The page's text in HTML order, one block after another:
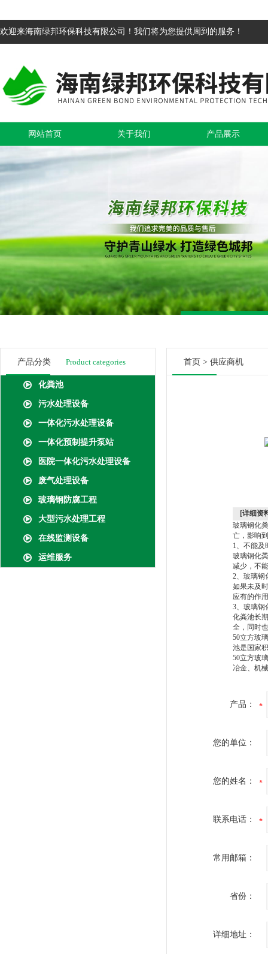
欢迎来海南绿邦环保科技有限公司！我们将为您提供周到的服务！
网站首页 关于我们 产品展示
产品分类 Product categories
化粪池
污水处理设备
一体化污水处理设备
一体化预制提升泵站
医院一体化污水处理设备
废气处理设备
玻璃钢防腐工程
大型污水处理工程
在线监测设备
运维服务
首页 > 供应商机
[详细资
玻璃钢化
亡，影响
1、不能及
玻璃钢化
减少，不
2、玻璃钢
如果未及
应有的作
3、玻璃钢
化粪池长
全，同时
50立方玻
池是国家
50立方玻
冶金、机
产品：
您的单位：
您的姓名：
联系电话：
常用邮箱：
省份：
详细地址：